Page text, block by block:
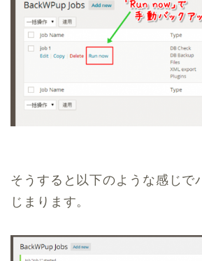
そうすると以下のような感じで
じまります。